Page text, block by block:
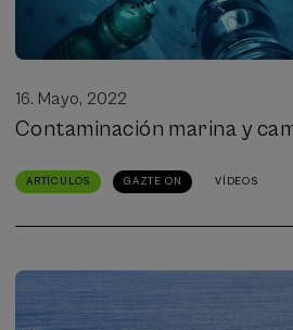
16. Mayo, 2022
Contaminación marina y
ARTÍCULOS GAZTE ON VÍDEOS